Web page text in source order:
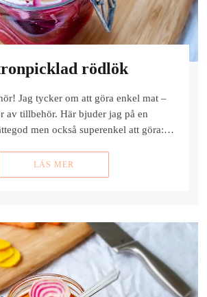
rödlök
Jag tycker om att göra enkel mat –
av tillbehör. Här bjuder jag på en
men också superenkel att göra:…
LÄS MER